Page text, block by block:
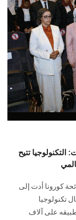
التكنولوجيا تتيح
كورونا أدت إلى
تكنولوجيا
على آلاف